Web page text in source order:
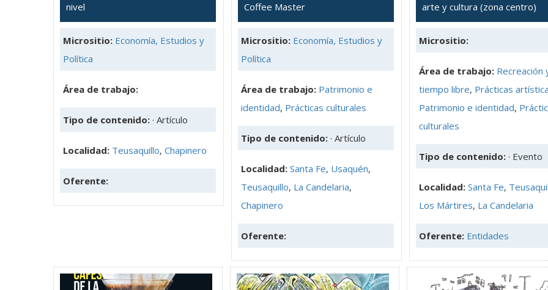
nivel
Micrositio: Economía, Estudios y
Política
Área de trabajo:
Tipo de contenido: · Artículo
Localidad: Teusaquillo, Chapinero
Oferente:
Coffee Master
Micrositio: Economía, Estudios y
Política
Área de trabajo: Patrimonio e
identidad, Prácticas culturales
Tipo de contenido: · Artículo
Localidad: Santa Fe, Usaquén,
Teusaquillo, La Candelaria,
Chapinero
Oferente:
arte y cultura (zona centro)
Micrositio:
Área de trabajo: Recreación
tiempo libre, Prácticas
Patrimonio e identidad,
culturales
Tipo de contenido: · Evento
Localidad: Santa Fe,
Los Mártires, La Candelaria
Oferente: Entidades